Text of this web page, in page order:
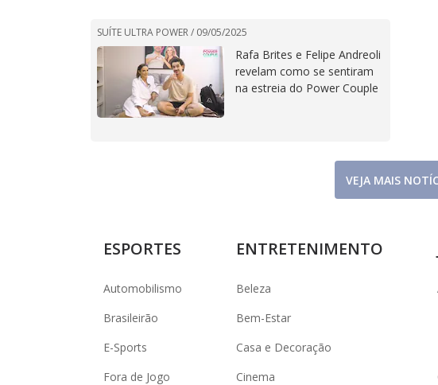
SUÍTE ULTRA POWER / 09/05/2025
Rafa Brites e Felipe Andreoli
revelam como se sentiram
na estreia do Power Couple
VEJA MAIS
ESPORTES
Automobilismo
Brasileirão
E-Sports
Fora de Jogo
ENTRETENIMENTO
Beleza
Bem-Estar
Casa e Decoração
Cinema